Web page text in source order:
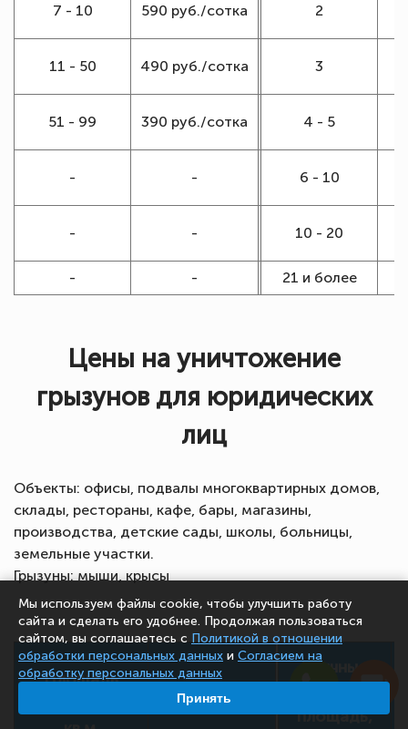
7 - 10 590 руб./сотка 2
11 - 50 490 руб./сотка 3
51 - 99 390 руб./сотка 4 - 5
- - 6 - 10
- - 10 - 20
- - 21 и более
Цены на уничтожение
грызунов для юридических
лиц
Объекты: офисы, подвалы многоквартирных домов,
склады, рестораны, кафе, бары, магазины,
производства, детские сады, школы, больницы,
земельные участки.
Грызуны: мыши, крысы
Площадь
Стоимость
Уличные
площадь,
Мы используем файлы cookie, чтобы улучшить работу
сайта и сделать его удобнее. Продолжая пользоваться
сайтом, вы соглашаетесь с Политикой в отношении
обработки персональных данных и Согласием на
обработку персональных данных
Принять